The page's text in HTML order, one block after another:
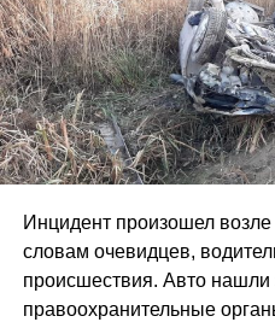
Инцидент произошел
словам очевидцев,
происшествия. Авто нашли
правоохранительные